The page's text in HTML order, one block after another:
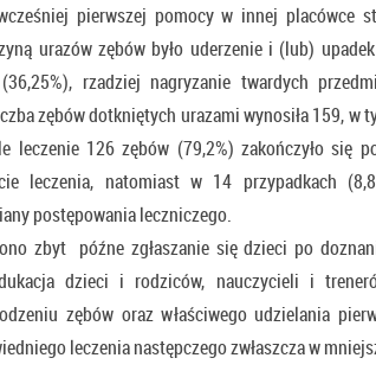
pierwszej pomocy w innej placówce
urazów zębów było uderzenie i (lub)
rzadziej nagryzanie twardych
zębów dotkniętych urazami wynosiła 159, w
leczenie 126 zębów (79,2%) zakończyło się
leczenia, natomiast w 14 przypadkach
postępowania leczniczego.
zbyt późne zgłaszanie się dzieci po
dzieci i rodziców, nauczycieli i
zębów oraz właściwego udzielania
leczenia następczego zwłaszcza w